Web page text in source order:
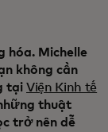
hóa. Michelle
không cần
tại Viện Kinh tế
thuật
trở nên dễ